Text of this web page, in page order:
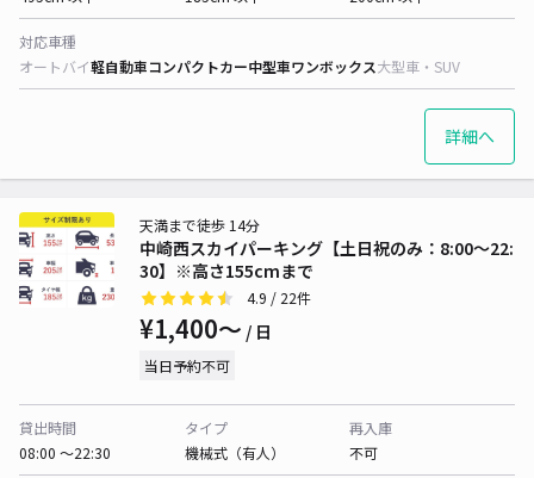
対応車種
オートバイ軽自動車コンパクトカー中型車ワンボックス大型車・SUV
詳細へ
中崎西スカイパーキング【土日祝のみ：8:00～22:
30】※高さ155cmまで
天満まで徒歩 14分
4.9 / 22件
¥1,400〜 / 日
当日予約不可
貸出時間
08:00 〜22:30
タイプ
機械式（有人）
再入庫
不可